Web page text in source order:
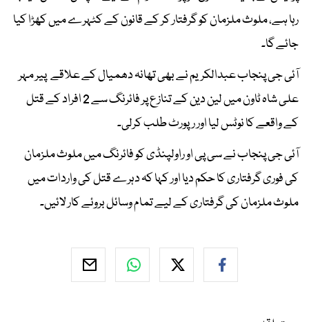
رہا ہے، ملوث ملزمان کو گرفتار کر کے قانون کے کٹہرے میں کھڑا کیا
جائے گا۔
آئی جی پنجاب عبدالکریم نے بھی تھانہ دھمیال کے علاقے پیر مہر
علی شاہ ٹاون میں لین دین کے تنازع پر فائرنگ سے 2 افراد کے قتل
کے واقعے کا نوٹس لیا اور رپورٹ طلب کرلی۔
آئی جی پنجاب نے سی پی او راولپنڈی کو فائرنگ میں ملوث ملزمان
کی فوری گرفتاری کا حکم دیا اور کہا کہ دہرے قتل کی واردات میں
ملوث ملزمان کی گرفتاری کے لیے تمام وسائل بروئے کار لائیں۔